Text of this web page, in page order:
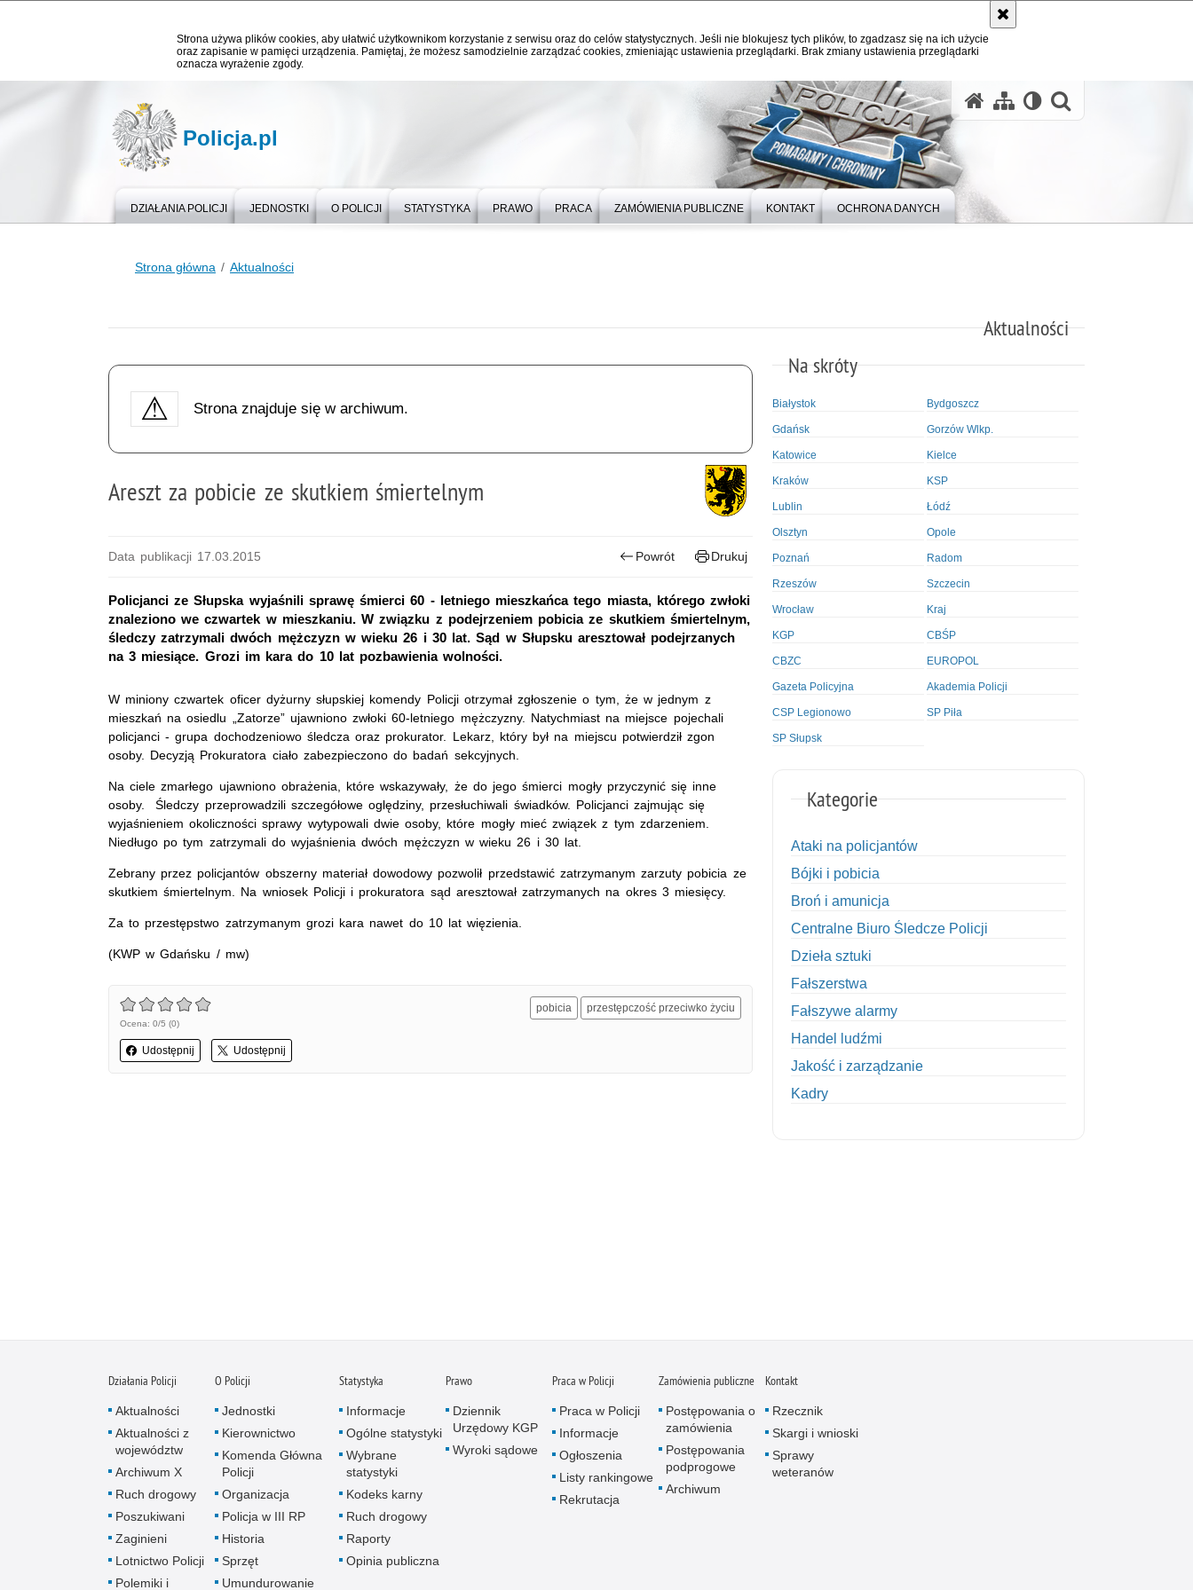
Strona używa plików cookies, aby ułatwić użytkownikom korzystanie z serwisu oraz do celów statystycznych. Jeśli nie blokujesz tych plików, to zgadzasz się na ich użycie
oraz zapisanie w pamięci urządzenia. Pamiętaj, że możesz samodzielnie zarządzać cookies, zmieniając ustawienia przeglądarki. Brak zmiany ustawienia przeglądarki
oznacza wyrażenie zgody.
Policja.pl
DZIAŁANIA POLICJI JEDNOSTKI O POLICJI STATYSTYKA PRAWO PRACA ZAMÓWIENIA PUBLICZNE KONTAKT OCHRONA DANYCH
Strona główna Aktualności
Aktualności
Strona znajduje się w archiwum.
Areszt za pobicie ze skutkiem śmiertelnym
Data publikacji 17.03.2015 Powrót Drukuj
Policjanci ze Słupska wyjaśnili sprawę śmierci 60 - letniego mieszkańca tego miasta, którego zwłoki
znaleziono we czwartek w mieszkaniu. W związku z podejrzeniem pobicia ze skutkiem śmiertelnym,
śledczy zatrzymali dwóch mężczyzn w wieku 26 i 30 lat. Sąd w Słupsku aresztował podejrzanych
na 3 miesiące. Grozi im kara do 10 lat pozbawienia wolności.
W miniony czwartek oficer dyżurny słupskiej komendy Policji otrzymał zgłoszenie o tym, że w jednym z
mieszkań na osiedlu „Zatorze” ujawniono zwłoki 60-letniego mężczyzny. Natychmiast na miejsce pojechali
policjanci - grupa dochodzeniowo śledcza oraz prokurator. Lekarz, który był na miejscu potwierdził zgon
osoby. Decyzją Prokuratora ciało zabezpieczono do badań sekcyjnych.
Na ciele zmarłego ujawniono obrażenia, które wskazywały, że do jego śmierci mogły przyczynić się inne
osoby. Śledczy przeprowadzili szczegółowe oględziny, przesłuchiwali świadków. Policjanci zajmując się
wyjaśnieniem okoliczności sprawy wytypowali dwie osoby, które mogły mieć związek z tym zdarzeniem.
Niedługo po tym zatrzymali do wyjaśnienia dwóch mężczyzn w wieku 26 i 30 lat.
Zebrany przez policjantów obszerny materiał dowodowy pozwolił przedstawić zatrzymanym zarzuty pobicia ze
skutkiem śmiertelnym. Na wniosek Policji i prokuratora sąd aresztował zatrzymanych na okres 3 miesięcy.
Za to przestępstwo zatrzymanym grozi kara nawet do 10 lat więzienia.
(KWP w Gdańsku / mw)
Ocena: 0/5 (0)
Udostępnij Udostępnij
pobicia przestępczość przeciwko życiu
Na skróty
Białystok Bydgoszcz
Gdańsk Gorzów Wlkp.
Katowice Kielce
Kraków KSP
Lublin Łódź
Olsztyn Opole
Poznań Radom
Rzeszów Szczecin
Wrocław Kraj
KGP CBŚP
CBZC EUROPOL
Gazeta Policyjna Akademia Policji
CSP Legionowo SP Piła
SP Słupsk
Kategorie
Ataki na policjantów
Bójki i pobicia
Broń i amunicja
Centralne Biuro Śledcze Policji
Dzieła sztuki
Fałszerstwa
Fałszywe alarmy
Handel ludźmi
Jakość i zarządzanie
Kadry
Nietrzeźwi kierujący
Nietrzeźwi opiekunowie
Działania Policji
Aktualności
Aktualności z
województw
Archiwum X
Ruch drogowy
Poszukiwani
Zaginieni
Lotnictwo Policji
Polemiki i
O Policji
Jednostki
Kierownictwo
Komenda Główna
Policji
Organizacja
Policja w III RP
Historia
Sprzęt
Umundurowanie
Statystyka
Informacje
Ogólne statystyki
Wybrane
statystyki
Kodeks karny
Ruch drogowy
Raporty
Opinia publiczna
Prawo
Dziennik
Urzędowy KGP
Wyroki sądowe
Praca w Policji
Praca w Policji
Informacje
Ogłoszenia
Listy rankingowe
Rekrutacja
Zamówienia publiczne
Postępowania o
zamówienia
Postępowania
podprogowe
Archiwum
Kontakt
Rzecznik
Skargi i wnioski
Sprawy
weteranów